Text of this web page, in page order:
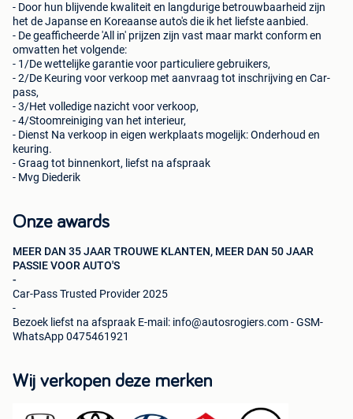
- Door hun blijvende kwaliteit en langdurige betrouwbaarheid zijn
het de Japanse en Koreaanse auto's die ik het liefste aanbied.
- De geafficheerde 'All in' prijzen zijn vast maar markt conform en
omvatten het volgende:
- 1/De wettelijke garantie voor particuliere gebruikers,
- 2/De Keuring voor verkoop met aanvraag tot inschrijving en Car-
pass,
- 3/Het volledige nazicht voor verkoop,
- 4/Stoomreiniging van het interieur,
- Dienst Na verkoop in eigen werkplaats mogelijk: Onderhoud en
keuring.
- Graag tot binnenkort, liefst na afspraak
- Mvg Diederik
Onze awards
MEER DAN 35 JAAR TROUWE KLANTEN, MEER DAN 50 JAAR
PASSIE VOOR AUTO'S
-
Car-Pass Trusted Provider 2025
-
Bezoek liefst na afspraak E-mail: info@autosrogiers.com - GSM-
WhatsApp 0475461921
Wij verkopen deze merken